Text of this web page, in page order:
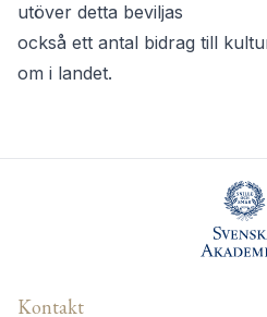
utöver detta beviljas
också ett antal bidrag till
om i landet.
Kontakt